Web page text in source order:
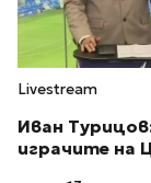
Livestream
Иван
играчите на